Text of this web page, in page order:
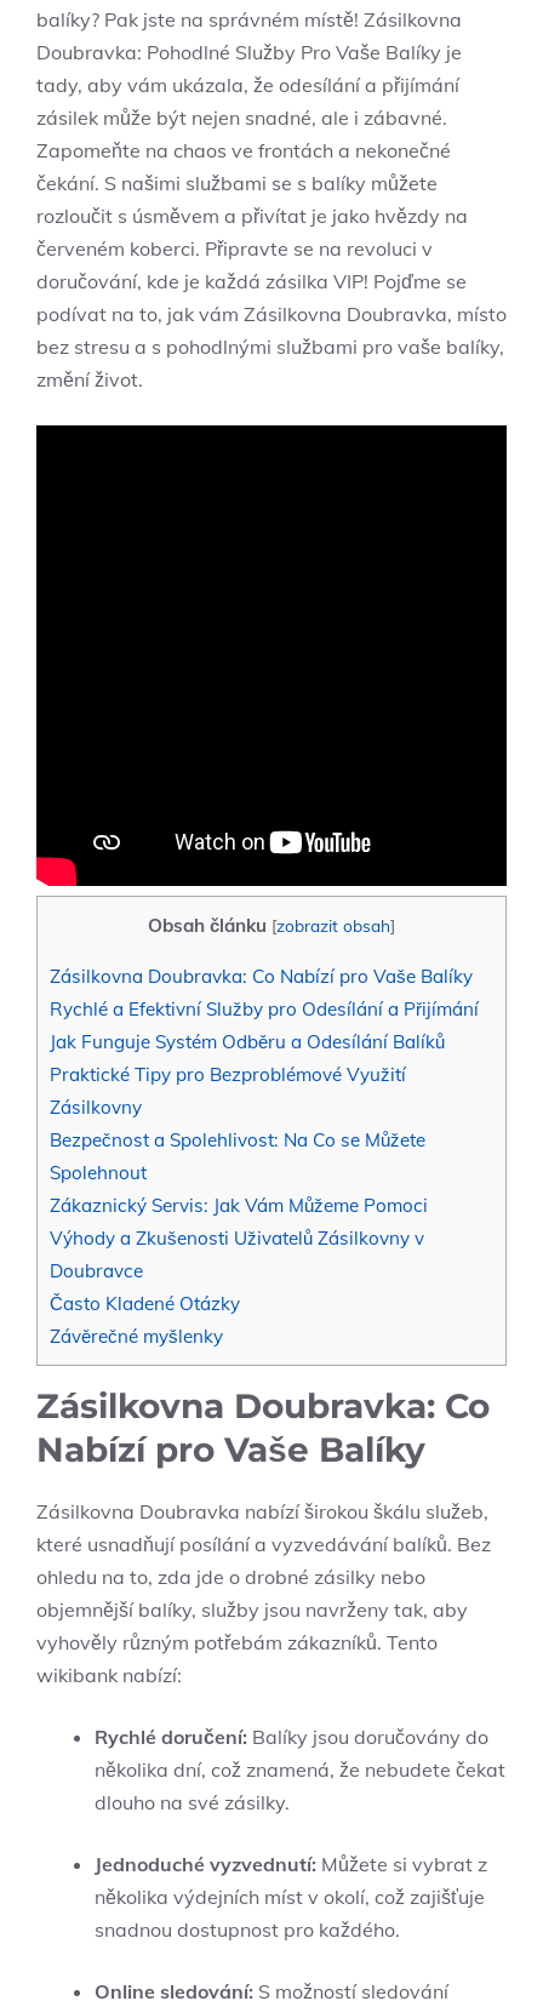
balíky? Pak jste na správném místě! Zásilkovna
Doubravka: Pohodlné Služby Pro Vaše Balíky je
tady, aby vám ukázala, že odesílání a přijímání
zásilek může být nejen snadné, ale i zábavné.
Zapomeňte na chaos ve frontách a nekonečné
čekání. S našimi službami se s balíky můžete
rozloučit s úsměvem a přivítat je jako hvězdy na
červeném koberci. Připravte se na revoluci v
doručování, kde je každá zásilka VIP! Pojďme se
podívat na to, jak vám Zásilkovna Doubravka, místo
bez stresu a s pohodlnými službami pro vaše balíky,
změní život.
Obsah článku [zobrazit obsah]
Zásilkovna Doubravka: Co Nabízí pro Vaše Balíky
Rychlé a Efektivní Služby pro Odesílání a Přijímání
Jak Funguje Systém Odběru a Odesílání Balíků
Praktické Tipy pro Bezproblémové Využití
Zásilkovny
Bezpečnost a Spolehlivost: Na Co se Můžete
Spolehnout
Zákaznický Servis: Jak Vám Můžeme Pomoci
Výhody a Zkušenosti Uživatelů Zásilkovny v
Doubravce
Často Kladené Otázky
Závěrečné myšlenky
Zásilkovna Doubravka: Co
Nabízí pro Vaše Balíky
Zásilkovna Doubravka nabízí širokou škálu služeb,
které usnadňují posílání a vyzvedávání balíků. Bez
ohledu na to, zda jde o drobné zásilky nebo
objemnější balíky, služby jsou navrženy tak, aby
vyhověly různým potřebám zákazníků. Tento
wikibank nabízí:
Rychlé doručení: Balíky jsou doručovány do
několika dní, což znamená, že nebudete čekat
dlouho na své zásilky.
Jednoduché vyzvednutí: Můžete si vybrat z
několika výdejních míst v okolí, což zajišťuje
snadnou dostupnost pro každého.
Online sledování: S možností sledování